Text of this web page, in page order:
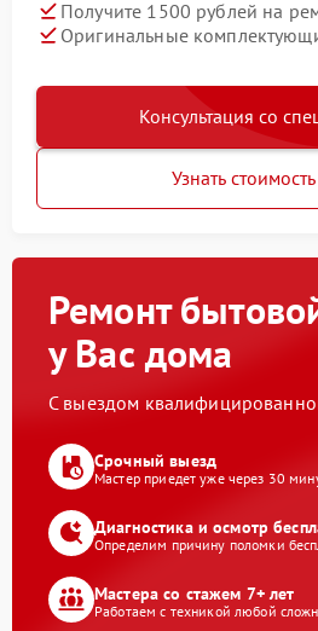
Получите 1500 рублей на
Оригинальные
Консультация со
Узнать
Ремонт
у Вас дома
С выездом
Срочный выезд
Мастер приедет уже через 30
Диагностика и осмотр
Определим причину поломки
Мастера со стажем 7+ лет
Работаем с техникой любой